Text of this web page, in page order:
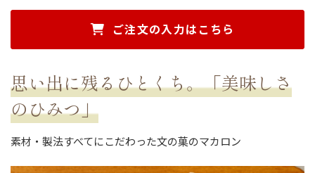
ご注文の入力はこちら
思い出に残るひとくち。「美味しさ
のひみつ」
素材・製法すべてにこだわった文の菓のマカロン